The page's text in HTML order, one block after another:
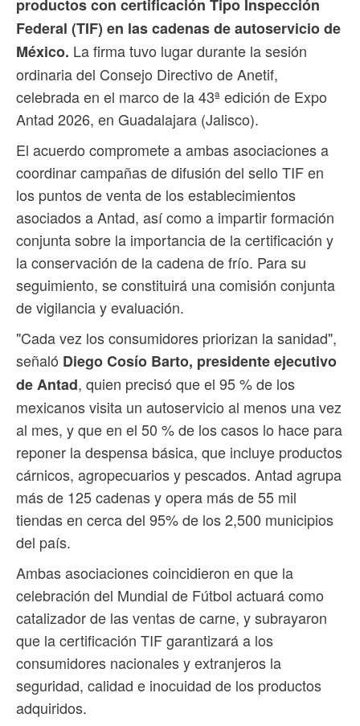
productos con certificación Tipo Inspección
Federal (TIF) en las cadenas de autoservicio de
México. La firma tuvo lugar durante la sesión
ordinaria del Consejo Directivo de Anetif,
celebrada en el marco de la 43ª edición de Expo
Antad 2026, en Guadalajara (Jalisco).
El acuerdo compromete a ambas asociaciones a
coordinar campañas de difusión del sello TIF en
los puntos de venta de los establecimientos
asociados a Antad, así como a impartir formación
conjunta sobre la importancia de la certificación y
la conservación de la cadena de frío. Para su
seguimiento, se constituirá una comisión conjunta
de vigilancia y evaluación.
"Cada vez los consumidores priorizan la sanidad",
señaló Diego Cosío Barto, presidente ejecutivo
de Antad, quien precisó que el 95 % de los
mexicanos visita un autoservicio al menos una vez
al mes, y que en el 50 % de los casos lo hace para
reponer la despensa básica, que incluye productos
cárnicos, agropecuarios y pescados. Antad agrupa
más de 125 cadenas y opera más de 55 mil
tiendas en cerca del 95% de los 2,500 municipios
del país.
Ambas asociaciones coincidieron en que la
celebración del Mundial de Fútbol actuará como
catalizador de las ventas de carne, y subrayaron
que la certificación TIF garantizará a los
consumidores nacionales y extranjeros la
seguridad, calidad e inocuidad de los productos
adquiridos.